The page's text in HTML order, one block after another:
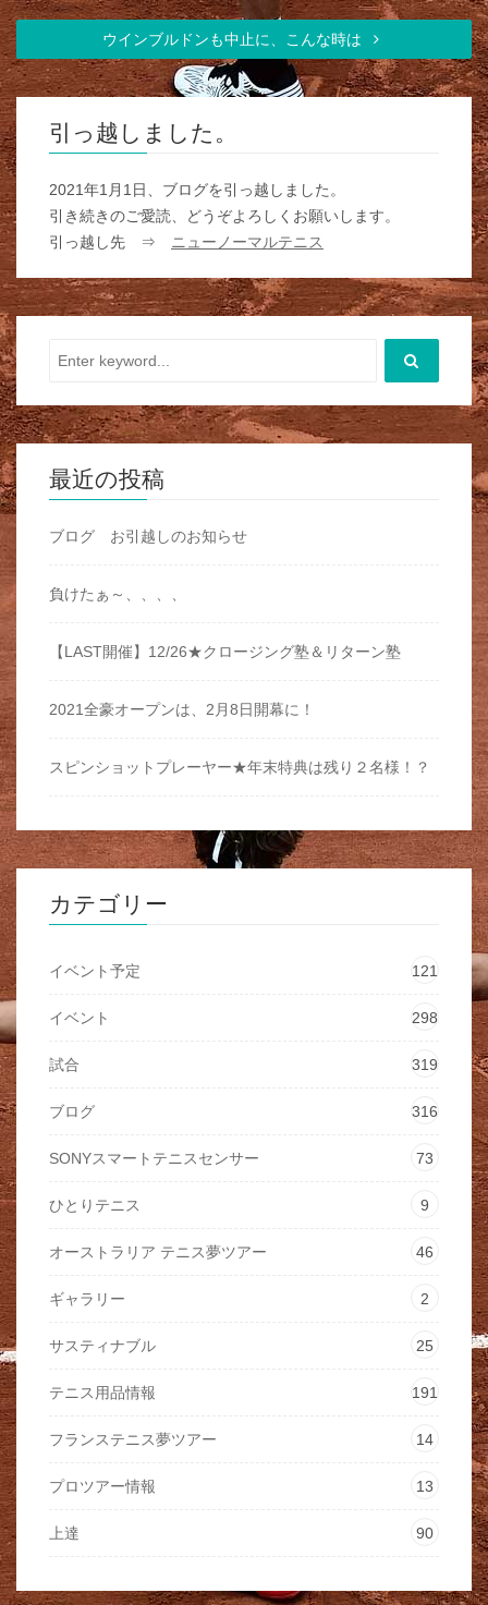
ウインブルドンも中止に、こんな時は
引っ越しました。
2021年1月1日、ブログを引っ越しました。
引き続きのご愛読、どうぞよろしくお願いします。
引っ越し先 ⇒
ニューノーマルテニス
最近の投稿
ブログ お引越しのお知らせ
負けたぁ～、、、、
【LAST開催】12/26★クロージング塾＆リターン塾
2021全豪オープンは、2月8日開幕に！
スピンショットプレーヤー★年末特典は残り２名様！？
カテゴリー
イベント予定 121
イベント 298
試合 319
ブログ 316
SONYスマートテニスセンサー 73
ひとりテニス 9
オーストラリア テニス夢ツアー 46
ギャラリー 2
サスティナブル 25
テニス用品情報 191
フランステニス夢ツアー 14
プロツアー情報 13
上達 90